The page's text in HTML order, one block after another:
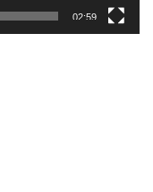
02:59